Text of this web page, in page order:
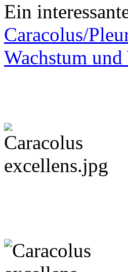
Ein
Caracolus/
Wachstum